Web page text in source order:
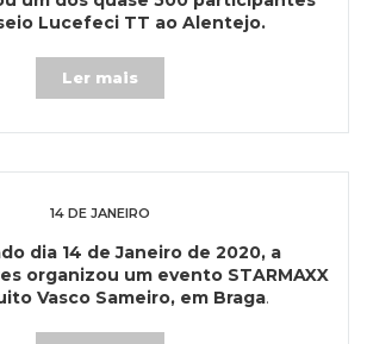
Lucefeci TT ao Alentejo.
Ler mais
14 DE JANEIRO
dia 14 de Janeiro de 2020, a
organizou um evento STARMAXX
Vasco Sameiro, em Braga.